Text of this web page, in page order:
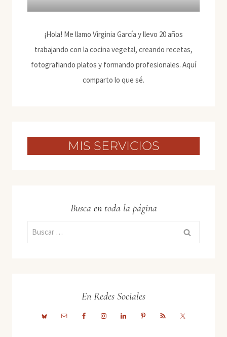
¡Hola! Me llamo Virginia García y llevo 20 años
trabajando con la cocina vegetal, creando recetas,
fotografiando platos y formando profesionales. Aquí
comparto lo que sé.
MIS SERVICIOS
Busca en toda la página
Buscar:
En Redes Sociales